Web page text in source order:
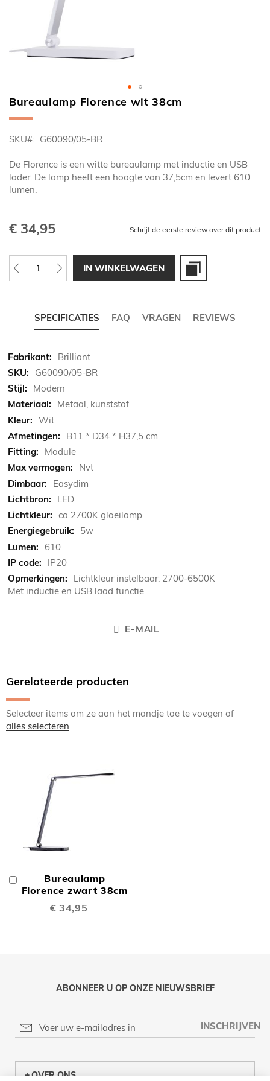
Ga
naar
begin
de
afbeeldingen-
gallerij
Bureaulamp Florence wit 38cm
SKU G60090/05-BR
De Florence is een witte bureaulamp met inductie en USB
lader. De lamp heeft een hoogte van 37,5cm en levert 610
lumen.
€ 34,95 Schrijf de eerste review over dit product
IN WINKELWAGEN
SPECIFICATIES FAQ VRAGEN REVIEWS
Meer
informatie
Brilliant
G60090/05-BR
Modern
Metaal, kunststof
Wit
B11 * D34 * H37,5 cm
Module
Nvt
Easydim
LED
ca 2700K gloeilamp
5w
610
IP20
Lichtkleur instelbaar: 2700-6500K
Met inductie en USB laad functie
E-MAIL
Gerelateerde producten
Selecteer items om ze aan het mandje toe te voegen of
alles selecteren
Bureaulamp
Florence zwart 38cm
€ 34,95
Winkelwagen
ABONNEER U OP ONZE NIEUWSBRIEF
INSCHRIJVEN
OVER ONS